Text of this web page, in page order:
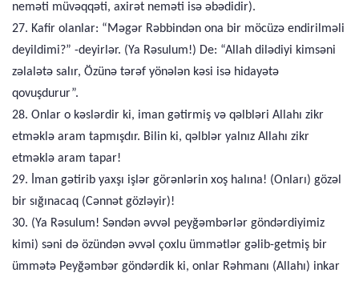
neməti müvəqqəti, axirət neməti isə əbədidir).
27. Kafir olanlar: “Məgər Rəbbindən ona bir möcüzə endirilməli
deyildimi?” -deyirlər. (Ya Rəsulum!) De: “Allah dilədiyi kimsəni
zəlalətə salır, Özünə tərəf yönələn kəsi isə hidayətə
qovuşdurur”.
28. Onlar o kəslərdir ki, iman gətirmiş və qəlbləri Allahı zikr
etməklə aram tapmışdır. Bilin ki, qəlblər yalnız Allahı zikr
etməklə aram tapar!
29. İman gətirib yaxşı işlər görənlərin xoş halına! (Onları) gözəl
bir sığınacaq (Cənnət gözləyir)!
30. (Ya Rəsulum! Səndən əvvəl peyğəmbərlər göndərdiyimiz
kimi) səni də özündən əvvəl çoxlu ümmətlər gəlib-getmiş bir
ümmətə Peyğəmbər göndərdik ki, onlar Rəhmanı (Allahı) inkar